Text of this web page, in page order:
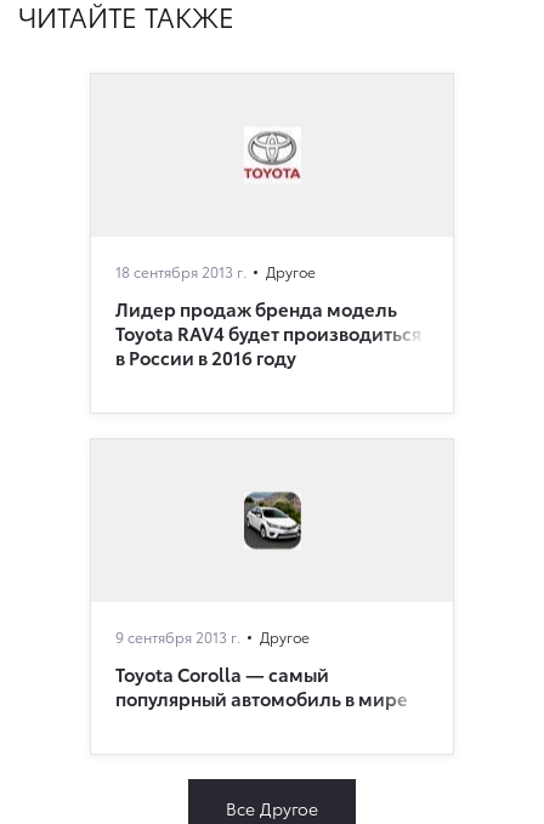
ЧИТАЙТЕ ТАКЖЕ
18 сентября 2013 г. Другое
Лидер продаж бренда модель
Toyota RAV4 будет производиться
в России в 2016 году
9 сентября 2013 г. Другое
Toyota Corolla — самый
популярный автомобиль в мире
Все Другое